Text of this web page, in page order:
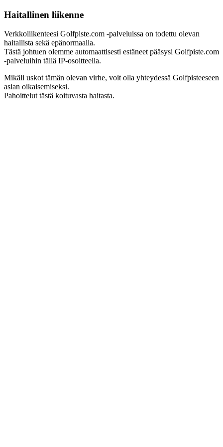
Haitallinen liikenne
Verkkoliikenteesi Golfpiste.com -palveluissa on todettu olevan
haitallista sekä epänormaalia.
Tästä johtuen olemme automaattisesti estäneet pääsysi Golfpiste.com
-palveluihin tällä IP-osoitteella.
Mikäli uskot tämän olevan virhe, voit olla yhteydessä Golfpisteeseen
asian oikaisemiseksi.
Pahoittelut tästä koituvasta haitasta.